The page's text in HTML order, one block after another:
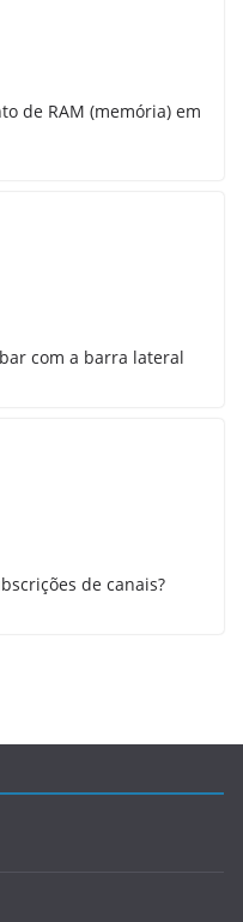
de RAM (memória) em
com a barra lateral
de canais?